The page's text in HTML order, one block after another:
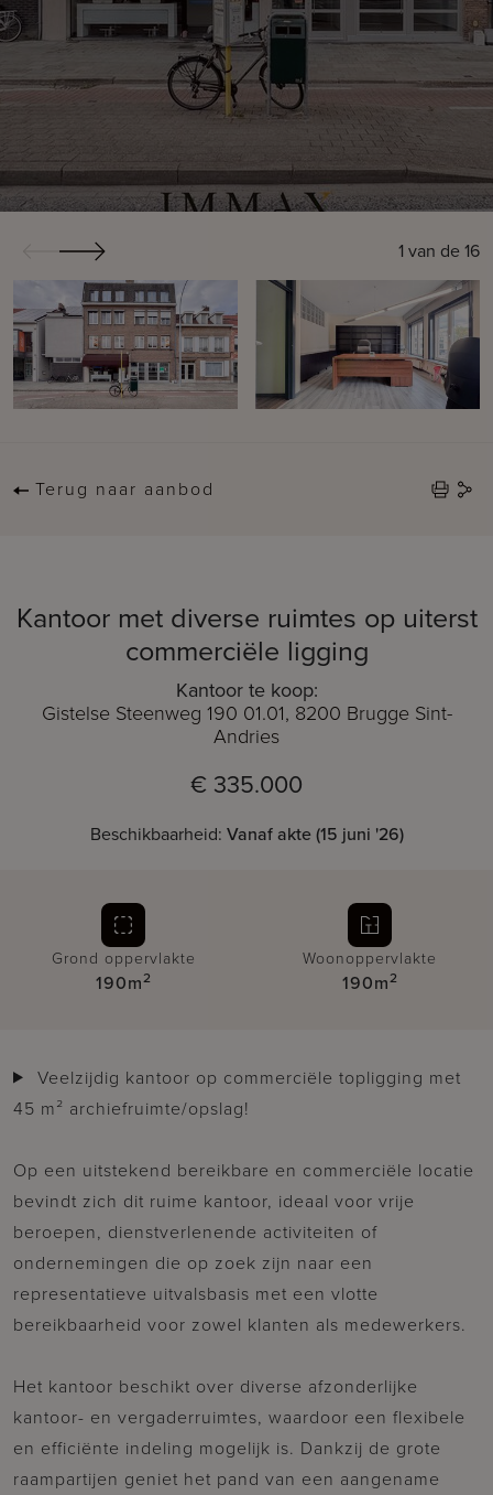
1 van de16
Terug naar aanbod
Kantoor met diverse ruimtes op uiterst
commerciële ligging
Kantoor te koop:
Gistelse Steenweg 190 01.01, 8200 Brugge Sint-
Andries
€ 335.000
Beschikbaarheid: Vanaf akte (15 juni '26)
Grond oppervlakte
190m2
Woonoppervlakte
190m2
45 m² archiefruimte/opslag!
Op een uitstekend bereikbare en commerciële locatie
bevindt zich dit ruime kantoor, ideaal voor vrije
beroepen, dienstverlenende activiteiten of
ondernemingen die op zoek zijn naar een
representatieve uitvalsbasis met een vlotte
bereikbaarheid voor zowel klanten als medewerkers.
Het kantoor beschikt over diverse afzonderlijke
kantoor- en vergaderruimtes, waardoor een flexibele
en efficiënte indeling mogelijk is. Dankzij de grote
raampartijen geniet het pand van een aangename